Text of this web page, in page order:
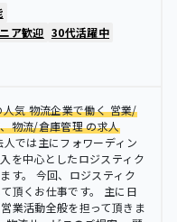
ア歓迎 30代活躍中
気 物流企業で働く 営業/
物流/倉庫管理 の求人
人では主にフォワーディン
を中心としたロジスティク
す。 今回、ロジスティク
頂くお仕事です。 主に日
業活動全般を担って頂きま